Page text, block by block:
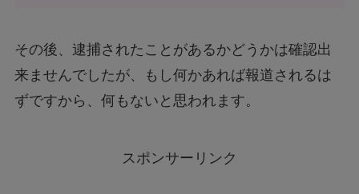
その後、逮捕されたことがあるかどうかは確認出
来ませんでしたが、もし何かあれば報道されるは
ずですから、何もないと思われます。
スポンサーリンク